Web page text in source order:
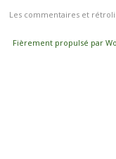
Les commentaires et
Fièrement propulsé par